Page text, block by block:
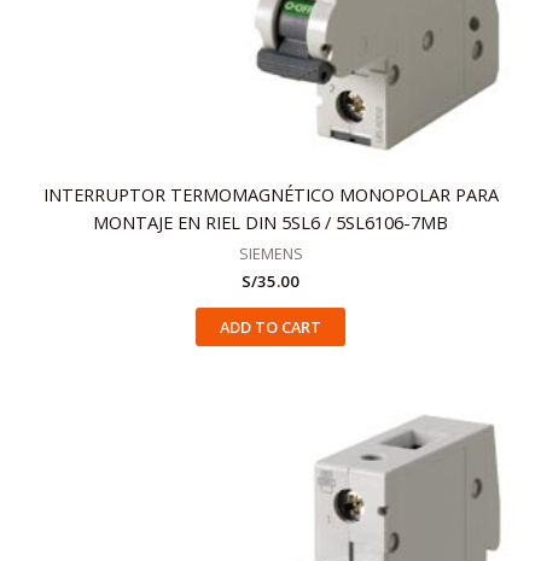
INTERRUPTOR TERMOMAGNÉTICO MONOPOLAR PARA
MONTAJE EN RIEL DIN 5SL6 / 5SL6106-7MB
SIEMENS
S/35.00
ADD TO CART